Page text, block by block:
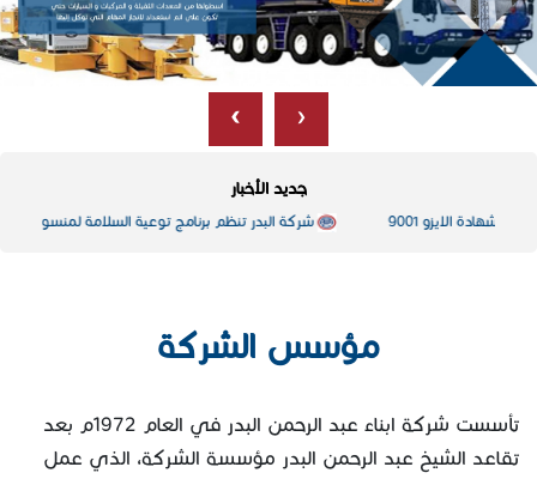
‹
›
جديد الأخبار
مؤسس الشركة
تأسست شركة ابناء عبد الرحمن البدر في العام 1972م بعد
تقاعد الشيخ عبد الرحمن البدر مؤسسة الشركة، الذي عمل